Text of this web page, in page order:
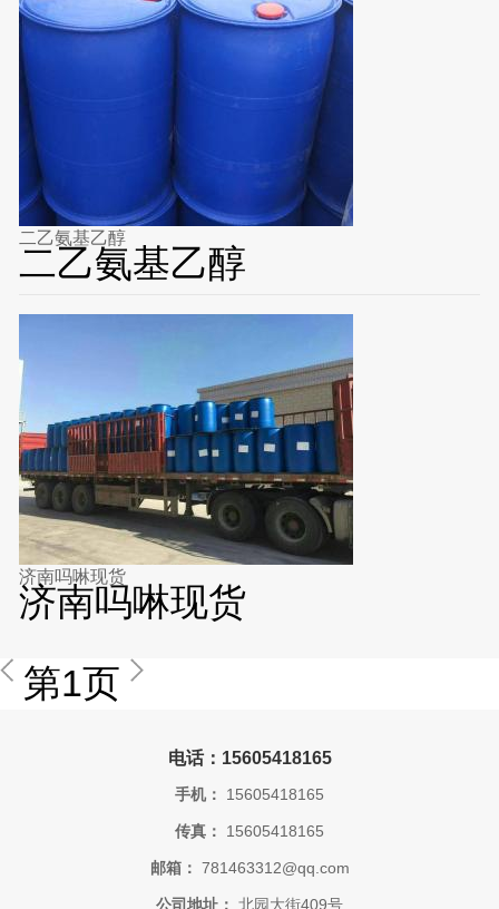
二乙氨基乙醇
二乙氨基乙醇
济南吗啉现货
济南吗啉现货
第1页
电话：15605418165
手机： 15605418165
传真： 15605418165
邮箱： 781463312@qq.com
公司地址： 北园大街409号